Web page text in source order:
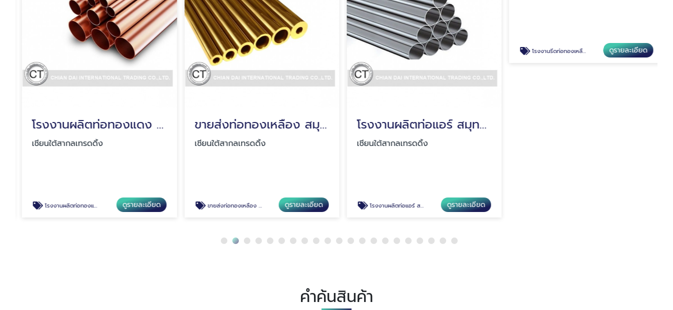
โรงงานผลิตท่อทองแดง สมุทรปราการ
เชียนใต้สากลเทรดดิ้ง
โรงงานผลิตท่อทองแดง สมุทรปราการ ดูรายละเอียด
ขายส่งท่อทองเหลือง สมุทรปราการ
เชียนใต้สากลเทรดดิ้ง
ขายส่งท่อทองเหลือง สมุทรปราการ ดูรายละเอียด
โรงงานผลิตท่อแอร์ สมุทรปราการ
เชียนใต้สากลเทรดดิ้ง
โรงงานผลิตท่อแอร์ สมุทรปราการ ดูรายละเอียด
คำค้นสินค้า